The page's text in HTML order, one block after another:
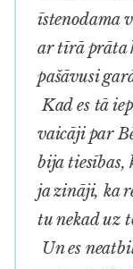
īstenodama
ar tīrā prāta
pašāvusi
Kad es tā
vaicāji par
bija tiesības,
ja zināji, ka
tu nekad uz
Un es